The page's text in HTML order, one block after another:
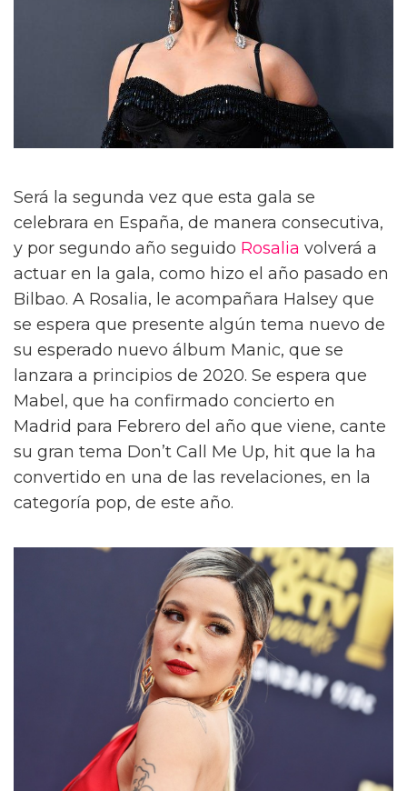
Será la segunda vez que esta gala se
celebrara en España, de manera consecutiva,
y por segundo año seguido Rosalia volverá a
actuar en la gala, como hizo el año pasado en
Bilbao. A Rosalia, le acompañara Halsey que
se espera que presente algún tema nuevo de
su esperado nuevo álbum Manic, que se
lanzara a principios de 2020. Se espera que
Mabel, que ha confirmado concierto en
Madrid para Febrero del año que viene, cante
su gran tema Don’t Call Me Up, hit que la ha
convertido en una de las revelaciones, en la
categoría pop, de este año.